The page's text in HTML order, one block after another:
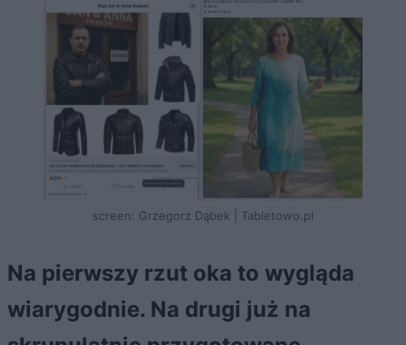
screen: Grzegorz Dąbek | Tabletowo.pl
Na pierwszy rzut oka to wygląda
wiarygodnie. Na drugi już na